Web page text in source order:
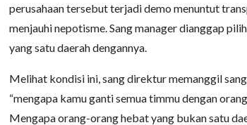
perusahaan tersebut terjadi demo menuntut
menjauhi nepotisme. Sang manager dianggap
yang satu daerah dengannya.
Melihat kondisi ini, sang direktur memanggil
“mengapa kamu ganti semua timmu dengan
Mengapa orang-orang hebat yang bukan satu